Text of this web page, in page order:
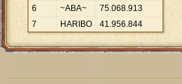
6
~ABA~ 75.068.913
7
HARIBO 41.956.844